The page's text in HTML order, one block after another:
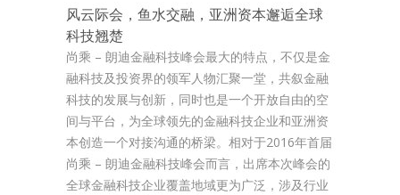
风云际会，鱼水交融，亚洲资本邂逅全球
科技翘楚
尚乘 – 朗迪金融科技峰会最大的特点，不仅是金
融科技及投资界的领军人物汇聚一堂，共叙金融
科技的发展与创新，同时也是一个开放自由的空
间与平台，为全球领先的金融科技企业和亚洲资
本创造一个对接沟通的桥梁。相对于2016年首届
尚乘 – 朗迪金融科技峰会而言，出席本次峰会的
全球金融科技企业覆盖地域更为广泛，涉及行业